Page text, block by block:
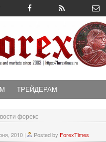
ТРЕЙДЕРАМ
форекс
2010 | Posted by ForexTimes